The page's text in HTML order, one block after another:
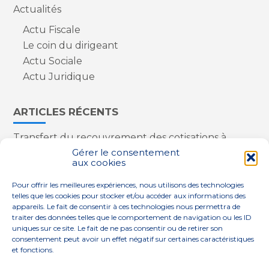
Gérer le consentement
aux cookies
Pour offrir les meilleures expériences, nous utilisons des technologies
telles que les cookies pour stocker et/ou accéder aux informations des
appareils. Le fait de consentir à ces technologies nous permettra de
traiter des données telles que le comportement de navigation ou les ID
uniques sur ce site. Le fait de ne pas consentir ou de retirer son
consentement peut avoir un effet négatif sur certaines caractéristiques
et fonctions.
Actualités
Actu Fiscale
Le coin du dirigeant
Actu Sociale
Actu Juridique
ARTICLES RÉCENTS
Transfert du recouvrement des cotisations à
l’Urssaf : des nouveautés
Appareils reconditionnés : annulation de la
Contrôle de la qualité de l’air dans les ERP
Industriels : le point sur les dernières évolutions
réglementaires